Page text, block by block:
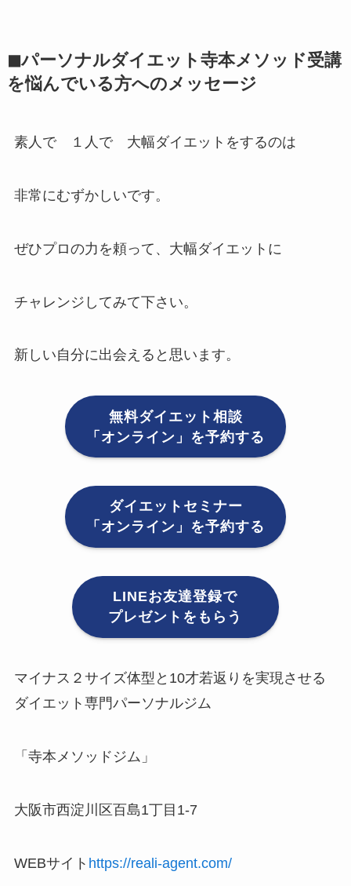
◼パーソナルダイエット寺本メソッド受講
を悩んでいる方へのメッセージ
素人で １人で 大幅ダイエットをするのは
非常にむずかしいです。
ぜひプロの力を頼って、大幅ダイエットに
チャレンジしてみて下さい。
新しい自分に出会えると思います。
無料ダイエット相談
「オンライン」を予約する
ダイエットセミナー
「オンライン」を予約する
LINEお友達登録で
プレゼントをもらう
マイナス２サイズ体型と10才若返りを実現させる
ダイエット専門パーソナルジム
「寺本メソッドジム」
大阪市西淀川区百島1丁目1-7
WEBサイト https://reali-agent.com/